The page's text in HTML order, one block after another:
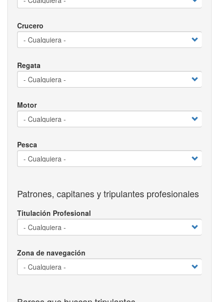
Crucero
Regata
Motor
Pesca
Patrones, capitanes y tripulantes profesionales
Titulación Profesional
Zona de navegación